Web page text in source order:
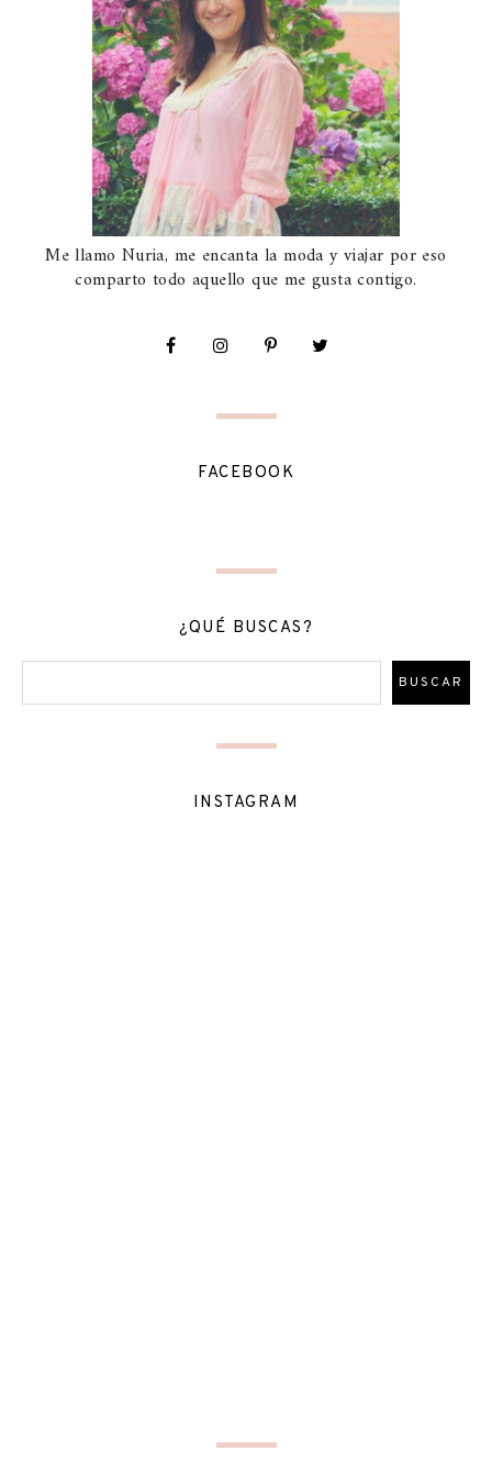
Me llamo Nuria, me encanta la moda y viajar por eso
comparto todo aquello que me gusta contigo.
FACEBOOK
¿QUÉ BUSCAS?
INSTAGRAM